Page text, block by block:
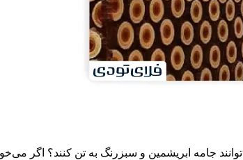
جامه ابریشمین و سبزرنگ به تن کنند؟ اگر